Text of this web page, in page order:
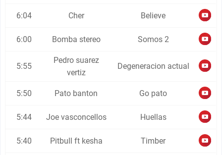
6:04 Cher Believe
6:00 Bomba stereo Somos 2
5:55
Pedro suarez
vertiz
Degeneracion actual
5:50 Pato banton Go pato
5:44 Joe vasconcellos Huellas
5:40 Pitbull ft kesha Timber